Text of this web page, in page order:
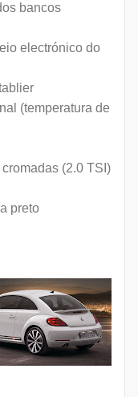
bancos
electrónico do
(temperatura de
(2.0 TSI)
preto